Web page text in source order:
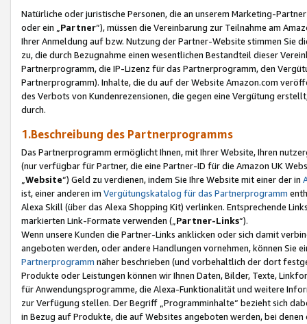
Natürliche oder juristische Personen, die an unserem Marketing-
oder ein „Partner“), müssen die Vereinbarung zur Teilnahme am
Ihrer Anmeldung auf bzw. Nutzung der Partner-Website stimmen Sie
zu, die durch Bezugnahme einen wesentlichen Bestandteil dieser
Partnerprogramm, die IP-Lizenz für das Partnerprogramm, den
Partnerprogramm). Inhalte, die du auf der Website Amazon.com
des Verbots von Kundenrezensionen, die gegen eine Vergütung
durch.
1.Beschreibung des Partnerprogramms
Das Partnerprogramm ermöglicht Ihnen, mit Ihrer Website, Ihren
(nur verfügbar für Partner, die eine Partner-ID für die Amazon UK
Website“) Geld zu verdienen, indem Sie Ihre Website mit einer der in
ist, einer anderen im Vergütungskatalog für das Partnerprogramm
Alexa Skill (über das Alexa Shopping Kit) verlinken. Entsprechende
markierten Link-Formate verwenden („ Partner-Links“).
Wenn unsere Kunden die Partner-Links anklicken oder sich damit
angeboten werden, oder andere Handlungen vornehmen, können Sie
Partnerprogramm näher beschrieben (und vorbehaltlich der dort
Produkte oder Leistungen können wir Ihnen Daten, Bilder, Texte,
für Anwendungsprogramme, die Alexa-Funktionalität und weitere
zur Verfügung stellen. Der Begriff „Programminhalte“ bezieht sich
in Bezug auf Produkte, die auf Websites angeboten werden, bei